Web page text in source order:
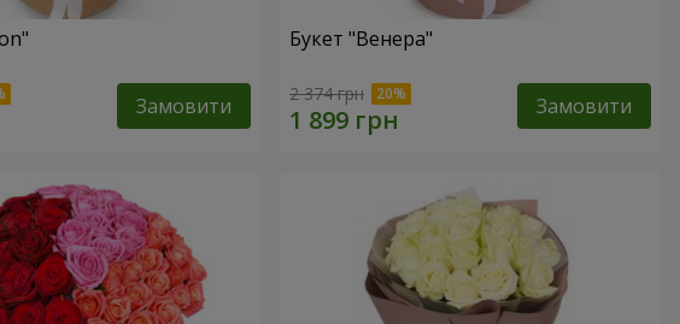
Замовити
Букет "Венера"
2 374 грн Замовити